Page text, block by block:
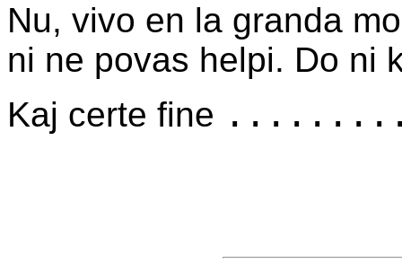
Nu, vivo en la granda
ni ne povas helpi. Do ni
Kaj certe fine